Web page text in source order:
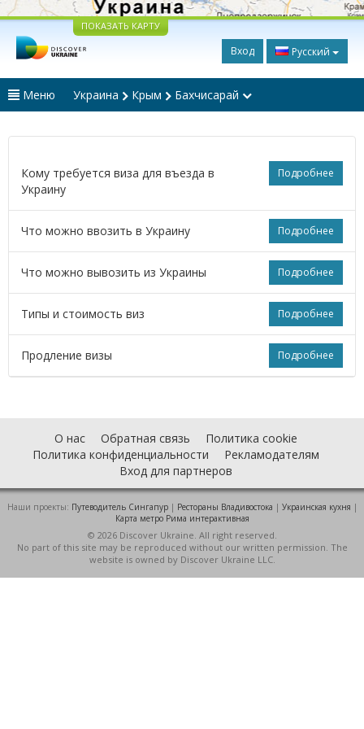
ПОКАЗАТЬ КАРТУ
Вход Русский
Меню Украина Крым Бахчисарай
Подробнее
Кому требуется виза для въезда в
Украину
Подробнее
Что можно ввозить в Украину
Подробнее
Что можно вывозить из Украины
Подробнее
Типы и стоимость виз
Подробнее
Продление визы
О нас Обратная связь
Политика cookie
Политика конфиденциальности
Рекламодателям
Вход для партнеров
Наши проекты: Путеводитель Сингапур| Рестораны Владивостока | Украинская кухня |
Карта метро Рима интерактивная
© 2026 Discover Ukraine. All right reserved.
No part of this site may be reproduced without our written permission. The
website is owned by Discover Ukraine LLC.